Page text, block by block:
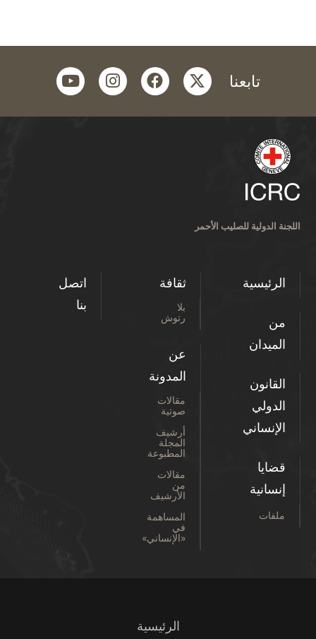
تابعنا twitter
facebook
instagram
youtube
اللجنة الدولية للصليب الأحمر
الرئيسية
من
الميدان
القانون
الدولي
الإنساني
قضايا
إنسانية
ملفات
ثقافة
بلا
رتوش
عن
المدونة
مقالات
صوتية
أرشيف
المجلة
المطبوعة
مقالات
من
الأرشيف
المساهمة
في
«الإنساني»
اتصل
بنا
الرئيسية